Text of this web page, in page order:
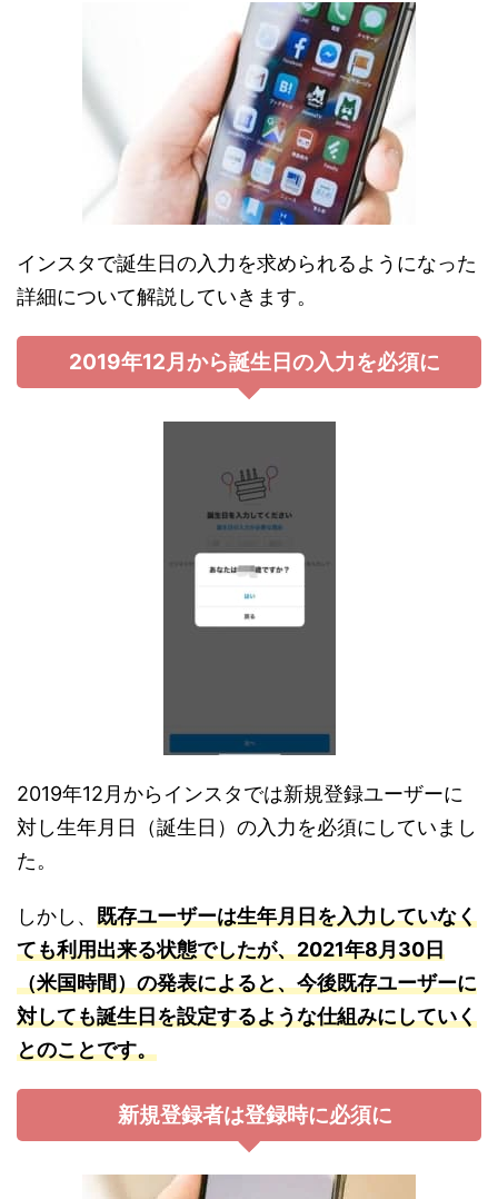
インスタで誕生日の入力を求められるようになった
詳細について解説していきます。
2019年12月から誕生日の入力を必須に
2019年12月からインスタでは新規登録ユーザーに
対し生年月日（誕生日）の入力を必須にしていまし
た。
しかし、 既存ユーザーは生年月日を入力していなく
ても利用出来る状態でしたが、2021年8月30日
（米国時間）の発表によると、今後既存ユーザーに
対しても誕生日を設定するような仕組みにしていく
とのことです。
新規登録者は登録時に必須に